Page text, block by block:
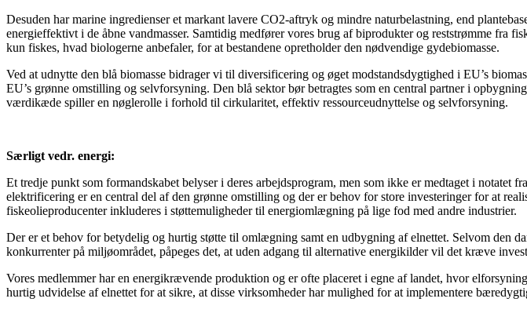
Desuden har marine ingredienser et markant lavere CO2-aftryk og mindre naturbelastning, end
energieffektivt i de åbne vandmasser. Samtidig medfører vores brug af biprodukter og reststrømme fra
kun fiskes, hvad biologerne anbefaler, for at bestandene opretholder den nødvendige gydebiomasse.
Ved at udnytte den blå biomasse bidrager vi til diversificering og øget modstandsdygtighed i EU’s
EU’s grønne omstilling og selvforsyning. Den blå sektor bør betragtes som en central partner i
værdikæde spiller en nøglerolle i forhold til cirkularitet, effektiv ressourceudnyttelse og selvforsyning.
Særligt vedr. energi:
Et tredje punkt som formandskabet belyser i deres arbejdsprogram, men som ikke er medtaget i
elektrificering er en central del af den grønne omstilling og der er behov for store investeringer for at
fiskeolieproducenter inkluderes i støttemuligheder til energiomlægning på lige fod med andre industrier.
Der er et behov for betydelig og hurtig støtte til omlægning samt en udbygning af elnettet. Selvom den
konkurrenter på miljøområdet, påpeges det, at uden adgang til alternative energikilder vil det kræve
Vores medlemmer har en energikrævende produktion og er ofte placeret i egne af landet, hvor
hurtig udvidelse af elnettet for at sikre, at disse virksomheder har mulighed for at implementere